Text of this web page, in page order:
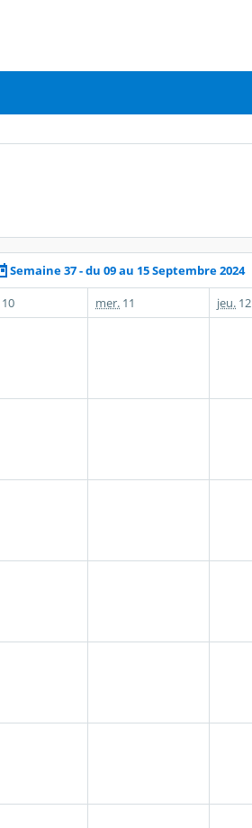
Semaine 37 - du 09 au 15 Septembre 2024
10 mer. 11 jeu. 12